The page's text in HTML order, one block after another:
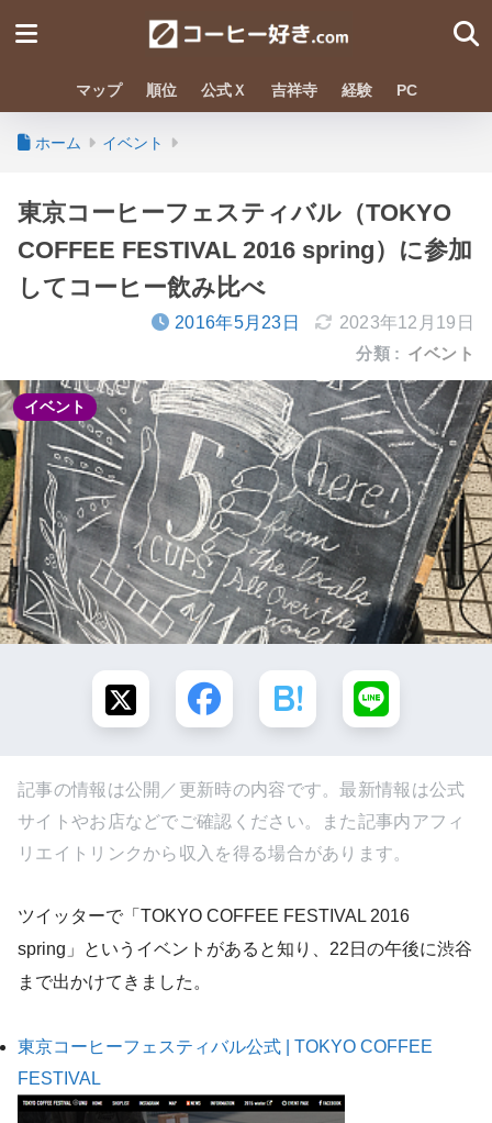
マップ 順位 公式Ｘ 吉祥寺 経験 PC
ホーム イベント
東京コーヒーフェスティバル（TOKYO
COFFEE FESTIVAL 2016 spring）に参加
してコーヒー飲み比べ
2016年5月23日
2023年12月19日
分類 : イベント
イベント
記事の情報は公開／更新時の内容です。最新情報は公式
サイトやお店などでご確認ください。また記事内アフィ
リエイトリンクから収入を得る場合があります。
ツイッターで「TOKYO COFFEE FESTIVAL 2016
spring」というイベントがあると知り、22日の午後に渋谷
まで出かけてきました。
東京コーヒーフェスティバル公式 | TOKYO COFFEE
FESTIVAL